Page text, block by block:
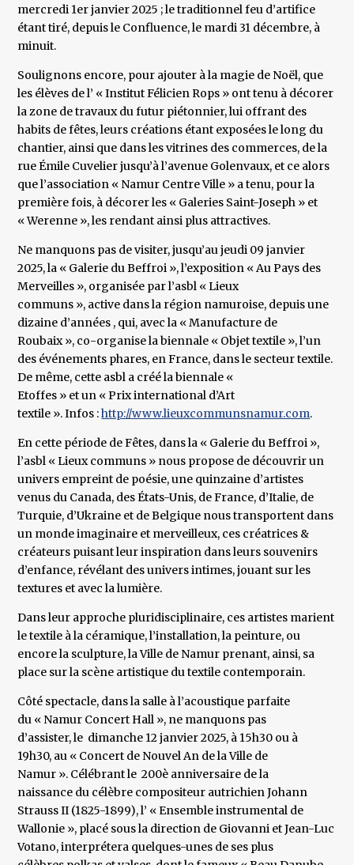
mercredi 1er janvier 2025 ; le traditionnel feu d’artifice
étant tiré, depuis le Confluence, le mardi 31 décembre, à
minuit.
Soulignons encore, pour ajouter à la magie de Noël, que
les élèves de l’ « Institut Félicien Rops » ont tenu à décorer
la zone de travaux du futur piétonnier, lui offrant des
habits de fêtes, leurs créations étant exposées le long du
chantier, ainsi que dans les vitrines des commerces, de la
rue Émile Cuvelier jusqu’à l’avenue Golenvaux, et ce alors
que l’association « Namur Centre Ville » a tenu, pour la
première fois, à décorer les « Galeries Saint-Joseph » et
« Werenne », les rendant ainsi plus attractives.
Ne manquons pas de visiter, jusqu’au jeudi 09 janvier
2025, la « Galerie du Beffroi », l’exposition « Au Pays des
Merveilles », organisée par l’asbl « Lieux
communs », active dans la région namuroise, depuis une
dizaine d’années , qui, avec la « Manufacture de
Roubaix », co-organise la biennale « Objet textile », l’un
des événements phares, en France, dans le secteur textile.
De même, cette asbl a créé la biennale «
Etoffes » et un « Prix international d’Art
textile ». Infos :http://www.lieuxcommunsnamur.com.
En cette période de Fêtes, dans la « Galerie du Beffroi »,
l’asbl « Lieux communs » nous propose de découvrir un
univers empreint de poésie, une quinzaine d’artistes
venus du Canada, des États-Unis, de France, d’Italie, de
Turquie, d’Ukraine et de Belgique nous transportent dans
un monde imaginaire et merveilleux, ces créatrices &
créateurs puisant leur inspiration dans leurs souvenirs
d’enfance, révélant des univers intimes, jouant sur les
textures et avec la lumière.
Dans leur approche pluridisciplinaire, ces artistes marient
le textile à la céramique, l’installation, la peinture, ou
encore la sculpture, la Ville de Namur prenant, ainsi, sa
place sur la scène artistique du textile contemporain.
Côté spectacle, dans la salle à l’acoustique parfaite
du « Namur Concert Hall », ne manquons pas
d’assister, le dimanche 12 janvier 2025, à 15h30 ou à
19h30, au « Concert de Nouvel An de la Ville de
Namur ». Célébrant le 200è anniversaire de la
naissance du célèbre compositeur autrichien Johann
Strauss II (1825-1899), l’ « Ensemble instrumental de
Wallonie », placé sous la direction de Giovanni et Jean-Luc
Votano, interprétera quelques-unes de ses plus